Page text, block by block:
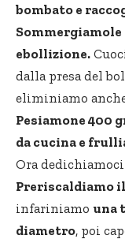
bombato e
Sommergiamole
ebollizione.
dalla presa del
eliminiamo
Pesiamone 400
da cucina e
Ora
Preriscaldiamo il
infariniamo una
diametro, poi